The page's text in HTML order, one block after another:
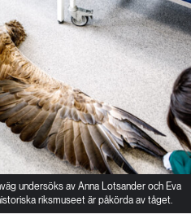
undersöks av Anna Lotsander och Eva
riksmuseet är påkörda av tåget.